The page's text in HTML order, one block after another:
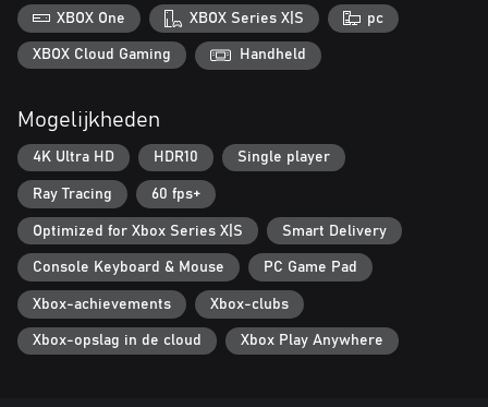
XBOX One XBOX Series X|S pc
XBOX Cloud Gaming Handheld
Mogelijkheden
4K Ultra HD HDR10 Single player
Ray Tracing 60 fps+
Optimized for Xbox Series X|S Smart Delivery
Console Keyboard & Mouse PC Game Pad
Xbox-achievements Xbox-clubs
Xbox-opslag in de cloud Xbox Play Anywhere